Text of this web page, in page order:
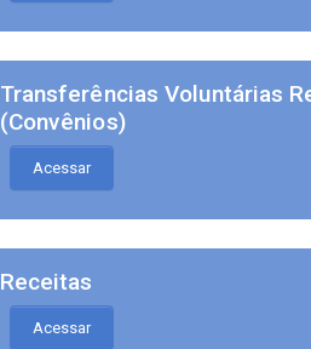
Transferências Voluntárias
(Convênios)
Acessar
Receitas
Acessar